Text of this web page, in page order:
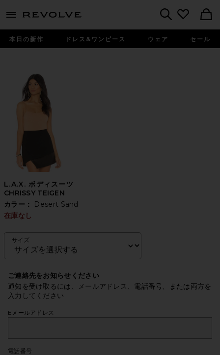
menu - shows more content
本日の新作 ドレス&ワンピース ウェア セール
L.A.X. ボディスーツ
CHRISSY TEIGEN
カラー： Desert Sand
在庫なし
サイズ
ご連絡先をお知らせください
通知を受け取るには、メールアドレス、電話番号、または両方を
入力してください
Eメールアドレス
電話番号